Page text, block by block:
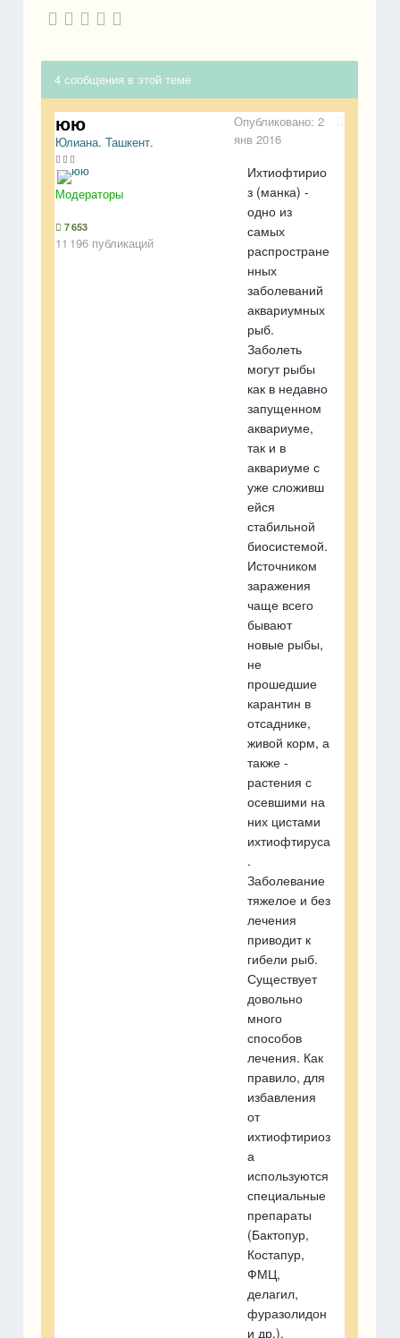
4 сообщения в этой теме
юю
Юлиана. Ташкент.
Модераторы
7 653
11 196 публикаций
Опубликовано:2
янв 2016
Ихтиофтирио
з (манка) -
одно из
самых
распростране
нных
заболеваний
аквариумных
рыб.
Заболеть
могут рыбы
как в недавно
запущенном
аквариуме,
так и в
аквариуме с
уже сложивш
ейся
стабильной
биосистемой.
Источником
заражения
чаще всего
бывают
новые рыбы,
не
прошедшие
карантин в
отсаднике,
живой корм, а
также -
растения с
осевшими на
них цистами
ихтиофтируса
.
Заболевание
тяжелое и без
лечения
приводит к
гибели рыб.
Существует
довольно
много
способов
лечения. Как
правило, для
избавления
от
ихтиофтириоз
а
используются
специальные
препараты
(Бактопур,
Костапур,
ФМЦ,
делагил,
фуразолидон
и др.).